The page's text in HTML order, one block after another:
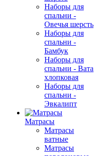
Наборы для
спальни -
Овечья шерсть
Наборы для
спальни -
Бамбук
Наборы для
спальни - Вата
хлопковая
Наборы для
спальни -
Эвкалипт
Матрасы
Матрасы
ватные
Матрасы